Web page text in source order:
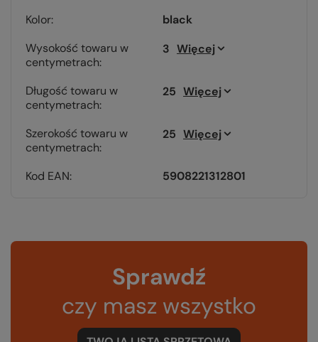
Kolor
black
Wysokość towaru w
centymetrach
3 Więcej
Długość towaru w
centymetrach
25 Więcej
Szerokość towaru w
centymetrach
25 Więcej
Kod EAN 5908221312801
Sprawdź
czy masz wszystko